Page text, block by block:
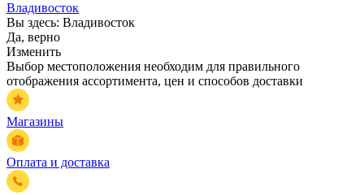
Владивосток
Вы здесь: Владивосток
Да, верно
Изменить
Выбор местоположения необходим для правильного
отображения ассортимента, цен и способов доставки
Магазины
Оплата и доставка